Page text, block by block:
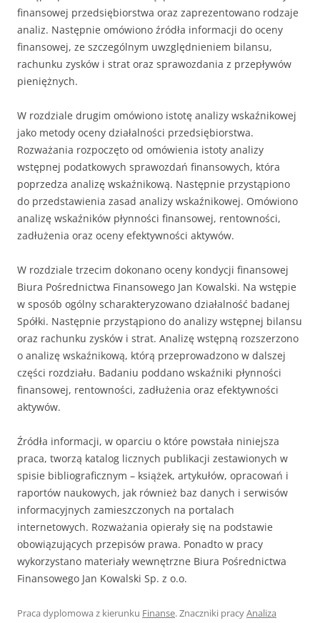
finansowej przedsiębiorstwa oraz zaprezentowano rodzaje
analiz. Następnie omówiono źródła informacji do oceny
finansowej, ze szczególnym uwzględnieniem bilansu,
rachunku zysków i strat oraz sprawozdania z przepływów
pieniężnych.
W rozdziale drugim omówiono istotę analizy wskaźnikowej
jako metody oceny działalności przedsiębiorstwa.
Rozważania rozpoczęto od omówienia istoty analizy
wstępnej podatkowych sprawozdań finansowych, która
poprzedza analizę wskaźnikową. Następnie przystąpiono
do przedstawienia zasad analizy wskaźnikowej. Omówiono
analizę wskaźników płynności finansowej, rentowności,
zadłużenia oraz oceny efektywności aktywów.
W rozdziale trzecim dokonano oceny kondycji finansowej
Biura Pośrednictwa Finansowego Jan Kowalski. Na wstępie
w sposób ogólny scharakteryzowano działalność badanej
Spółki. Następnie przystąpiono do analizy wstępnej bilansu
oraz rachunku zysków i strat. Analizę wstępną rozszerzono
o analizę wskaźnikową, którą przeprowadzono w dalszej
części rozdziału. Badaniu poddano wskaźniki płynności
finansowej, rentowności, zadłużenia oraz efektywności
aktywów.
Źródła informacji, w oparciu o które powstała niniejsza
praca, tworzą katalog licznych publikacji zestawionych w
spisie bibliograficznym – książek, artykułów, opracowań i
raportów naukowych, jak również baz danych i serwisów
informacyjnych zamieszczonych na portalach
internetowych. Rozważania opierały się na podstawie
obowiązujących przepisów prawa. Ponadto w pracy
wykorzystano materiały wewnętrzne Biura Pośrednictwa
Finansowego Jan Kowalski Sp. z o.o.
Praca dyplomowa z kierunku Finanse. Znaczniki pracyAnaliza